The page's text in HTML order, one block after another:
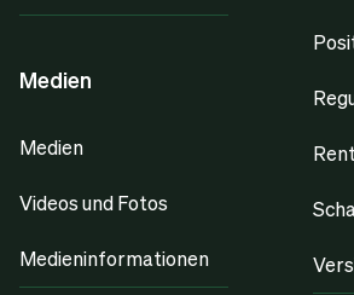
Medien
Medien
Videos und Fotos
Medieninformationen